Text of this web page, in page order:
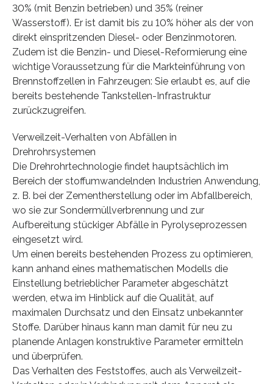
30% (mit Benzin betrieben) und 35% (reiner
Wasserstoff). Er ist damit bis zu 10% höher als der von
direkt einspritzenden Diesel- oder Benzinmotoren.
Zudem ist die Benzin- und Diesel-Reformierung eine
wichtige Voraussetzung für die Markteinführung von
Brennstoffzellen in Fahrzeugen: Sie erlaubt es, auf die
bereits bestehende Tankstellen-Infrastruktur
zurückzugreifen.
Verweilzeit-Verhalten von Abfällen in
Drehrohrsystemen
Die Drehrohrtechnologie findet hauptsächlich im
Bereich der stoffumwandelnden Industrien Anwendung,
z. B. bei der Zementherstellung oder im Abfallbereich,
wo sie zur Sondermüllverbrennung und zur
Aufbereitung stückiger Abfälle in Pyrolyseprozessen
eingesetzt wird.
Um einen bereits bestehenden Prozess zu optimieren,
kann anhand eines mathematischen Modells die
Einstellung betrieblicher Parameter abgeschätzt
werden, etwa im Hinblick auf die Qualität, auf
maximalen Durchsatz und den Einsatz unbekannter
Stoffe. Darüber hinaus kann man damit für neu zu
planende Anlagen konstruktive Parameter ermitteln
und überprüfen.
Das Verhalten des Feststoffes, auch als Verweilzeit-